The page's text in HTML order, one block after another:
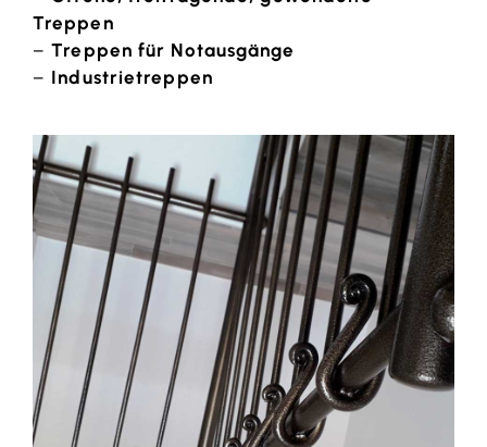
Treppen
–Treppen für Notausgänge
– Industrietreppen